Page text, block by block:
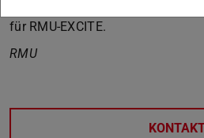
für RMU-EXCITE.
RMU